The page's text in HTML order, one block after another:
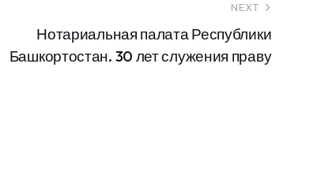
NEXT
Нотариальная палата Республики
Башкортостан. 30 лет служения праву